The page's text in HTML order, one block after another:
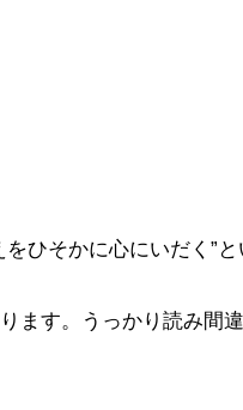
ひそかに心にいだく”
ます。うっかり読み間